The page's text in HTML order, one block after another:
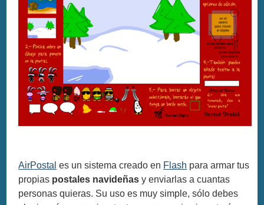
AirPostal es un sistema creado en Flash para armar tus
propias postales navideñas y enviarlas a cuantas
personas quieras. Su uso es muy simple, sólo debes